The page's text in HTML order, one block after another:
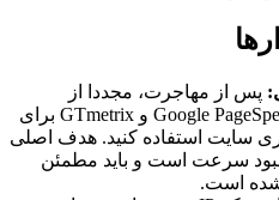
پس از مهاجرت، مجددا از
ابزارهایی مانند Google PageSpeed Insights و GTmetrix برای
سایت استفاده کنید. هدف اصلی
سرعت است و باید مطمئن
است.